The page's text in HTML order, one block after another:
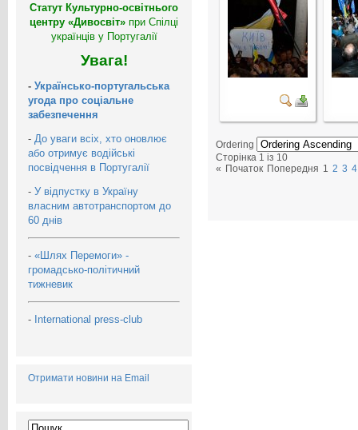
Статут Культурно-освітнього
центру «Дивосвіт» при Спілці
українців у Португалії
Увага!
- Українсько-португальська
угода про соціальне
забезпечення
- До уваги всіх, хто оновлює
або отримує водійські
посвідчення в Португалії
- У відпустку в Україну
власним автотранспортом до
60 днів
- «Шлях Перемоги» -
громадсько-політичний
тижневик
- International press-club
Отримати новини на Email
Ordering
Сторінка 1 із 10
« Початок Попередня 1 2 3 4